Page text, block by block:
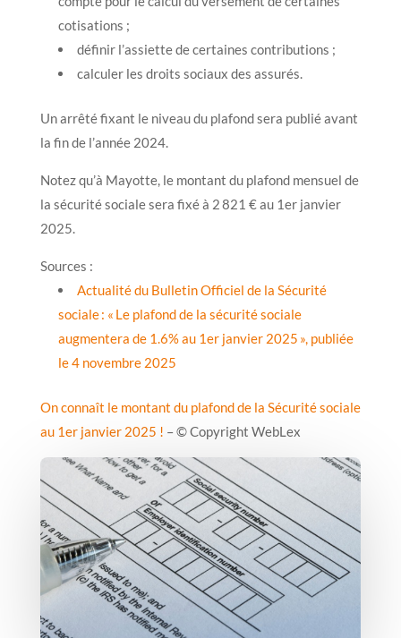
cotisations ;
définir l’assiette de certaines contributions ;
calculer les droits sociaux des assurés.
Un arrêté fixant le niveau du plafond sera publié avant
la fin de l’année 2024.
Notez qu’à Mayotte, le montant du plafond mensuel de
la sécurité sociale sera fixé à 2 821 € au 1er janvier
2025.
Sources :
Actualité du Bulletin Officiel de la Sécurité
sociale : « Le plafond de la sécurité sociale
augmentera de 1.6% au 1er janvier 2025 », publiée
le 4 novembre 2025
On connaît le montant du plafond de la Sécurité sociale
au 1er janvier 2025 ! – © Copyright WebLex